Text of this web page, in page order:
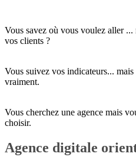
Vous savez où vous voulez aller
vos clients ?
Vous suivez vos indicateurs...
vraiment.
Vous cherchez une agence mais
choisir.
Agence digitale